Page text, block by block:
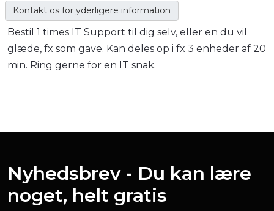
Kontakt os for yderligere information
Bestil 1 times IT Support til dig selv, eller en du vil
glæde, fx som gave. Kan deles op i fx 3 enheder af 20
min. Ring gerne for en IT snak.
Nyhedsbrev - Du kan lære
noget, helt gratis